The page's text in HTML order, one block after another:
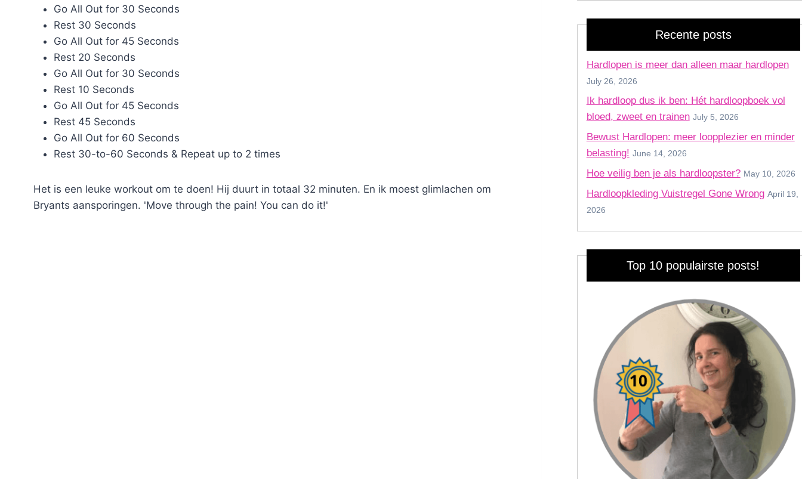
Go All Out for 30 Seconds
Rest 30 Seconds
Go All Out for 45 Seconds
Rest 20 Seconds
Go All Out for 30 Seconds
Rest 10 Seconds
Go All Out for 45 Seconds
Rest 45 Seconds
Go All Out for 60 Seconds
Rest 30-to-60 Seconds & Repeat up to 2 times
Het is een leuke workout om te doen! Hij duurt in totaal 32 minuten. En ik moest glimlachen om
Bryants aansporingen. 'Move through the pain! You can do it!'
Recente posts
Hardlopen is meer dan alleen maar hardlopen
July 26, 2026
Ik hardloop dus ik ben: Hét hardloopboek vol
bloed, zweet en trainen July 5, 2026
Bewust Hardlopen: meer loopplezier en minder
belasting! June 14, 2026
Hoe veilig ben je als hardloopster? May 10, 2026
Hardloopkleding Vuistregel Gone Wrong April 19,
2026
Top 10 populairste posts!